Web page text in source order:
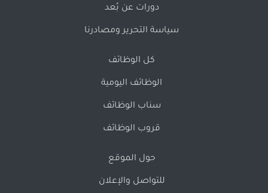
دورات عن بُعد
سياسة التحرير ومصادرنا
كل الوظائف
الوظائف اليومية
سناب الوظائف
قروب الوظائف
حول الموقع
للتواصل والإعلان